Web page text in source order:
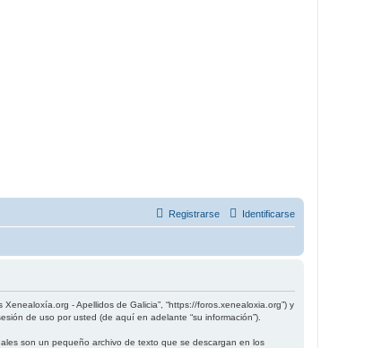
Identificarse
Registrarse
- Apellidos de Galicia”, “https://foros.xenealoxia.org”) y
de uso por usted (de aquí en adelante “su información”).
son un pequeño archivo de texto que se descargan en los